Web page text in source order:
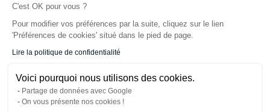
C'est OK pour vous ?
Pour modifier vos préférences par la suite, cliquez sur le lien
'Préférences de cookies' situé dans le pied de page.
Lire la politique de confidentialité
Voici pourquoi nous utilisons des cookies.
Partage de données avec Google
On vous présente nos cookies !
NOS SERVICES
INFORMATIONS
CONTACT